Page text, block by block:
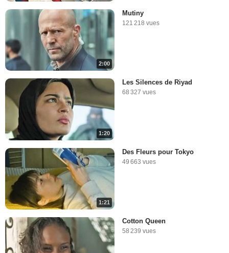
2:00
Mutiny
121 218 vues
1:20
Les Silences de Riyad
68 327 vues
1:21
Des Fleurs pour Tokyo
49 663 vues
Cotton Queen
58 239 vues